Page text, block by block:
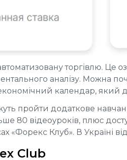
торгівлю. Це
аналізу. Можна
календар, який
пройти додаткове
80 відеоуроків, плюс
«Форекс Клуб». В Україні
Club